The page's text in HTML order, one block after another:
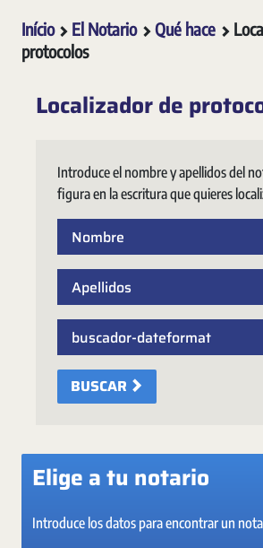
Início El Notario Qué hace
protocolos
Localizador de
Introduce el nombre y apellidos del
figura en la escritura que quieres
BUSCAR
Elige a tu notario
Introduce los datos para encontrar un